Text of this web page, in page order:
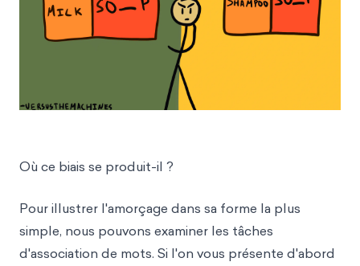
Où ce biais se produit-il ?
Pour illustrer l'amorçage dans sa forme la plus
simple, nous pouvons examiner les tâches
d'association de mots. Si l'on vous présente d'abord